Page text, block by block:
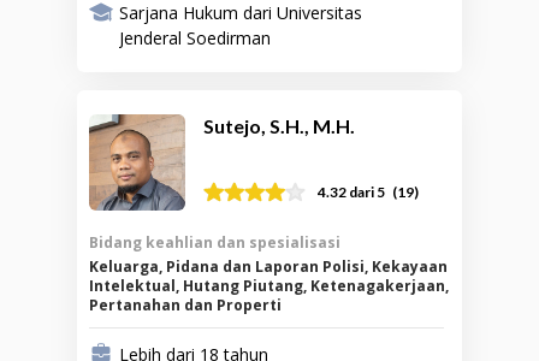
Sarjana Hukum dari Universitas
Jenderal Soedirman
Sutejo, S.H., M.H.
4.32 dari 5 (19)
Bidang keahlian dan spesialisasi
Keluarga, Pidana dan Laporan Polisi, Kekayaan
Intelektual, Hutang Piutang, Ketenagakerjaan,
Pertanahan dan Properti
Lebih dari 18 tahun